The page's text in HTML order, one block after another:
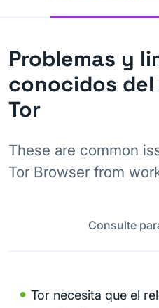
Problemas y
conocidos del
Tor
These are common
Tor Browser from
Consulte
Tor necesita que el